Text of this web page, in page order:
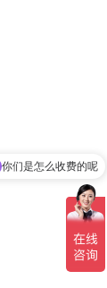
你们是怎么收费的呢